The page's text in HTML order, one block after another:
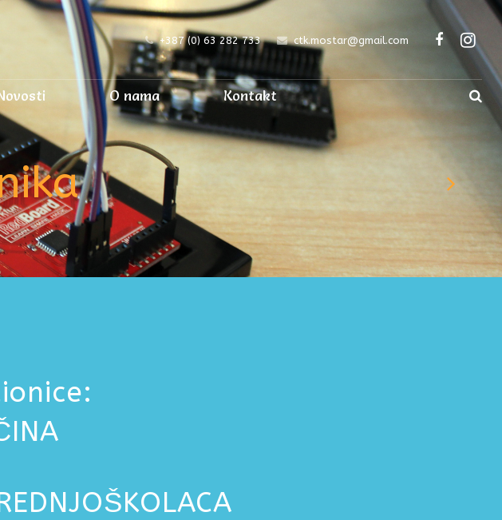
+387 (0) 63 282 733 ctk.mostar@gmail.com
O nama Kontakt